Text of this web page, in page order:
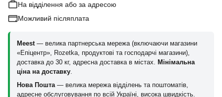
На відділення або за адресою
Можливий післяплата
Meest — велика партнерська мережа (включаючи магазини
«Епіцентр», Rozetka, продуктові та господарчі магазини),
доставка до 30 кг, адресна доставка в містах. Мінімальна
ціна на доставку
Нова Пошта — велика мережа відділень та поштоматів,
адресне обслуговування по всій Україні, висока швидкість.